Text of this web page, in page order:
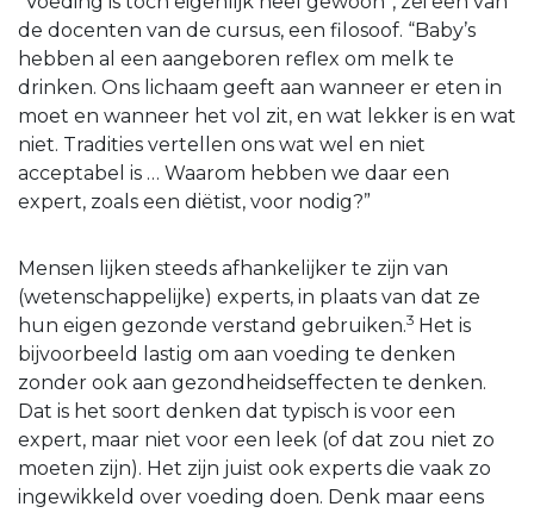
de docenten van de cursus, een filosoof. “Baby’s
hebben al een aangeboren reflex om melk te
drinken. Ons lichaam geeft aan wanneer er eten in
moet en wanneer het vol zit, en wat lekker is en wat
niet. Tradities vertellen ons wat wel en niet
acceptabel is … Waarom hebben we daar een
expert, zoals een diëtist, voor nodig?”
Mensen lijken steeds afhankelijker te zijn van
(wetenschappelijke) experts, in plaats van dat ze
hun eigen gezonde verstand gebruiken.3 Het is
bijvoorbeeld lastig om aan voeding te denken
zonder ook aan gezondheidseffecten te denken.
Dat is het soort denken dat typisch is voor een
expert, maar niet voor een leek (of dat zou niet zo
moeten zijn). Het zijn juist ook experts die vaak zo
ingewikkeld over voeding doen. Denk maar eens